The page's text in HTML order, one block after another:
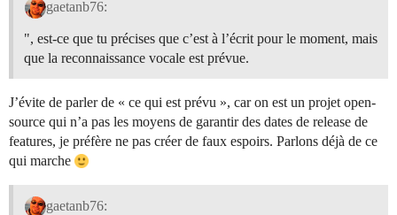
gaetanb76:
", est-ce que tu précises que c’est à l’écrit pour le moment, mais
que la reconnaissance vocale est prévue.
J’évite de parler de « ce qui est prévu », car on est un projet open-
source qui n’a pas les moyens de garantir des dates de release de
features, je préfère ne pas créer de faux espoirs. Parlons déjà de ce
qui marche
gaetanb76: